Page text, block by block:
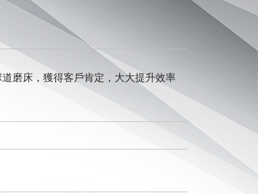
磨床，獲得客戶肯定，大大提升效率